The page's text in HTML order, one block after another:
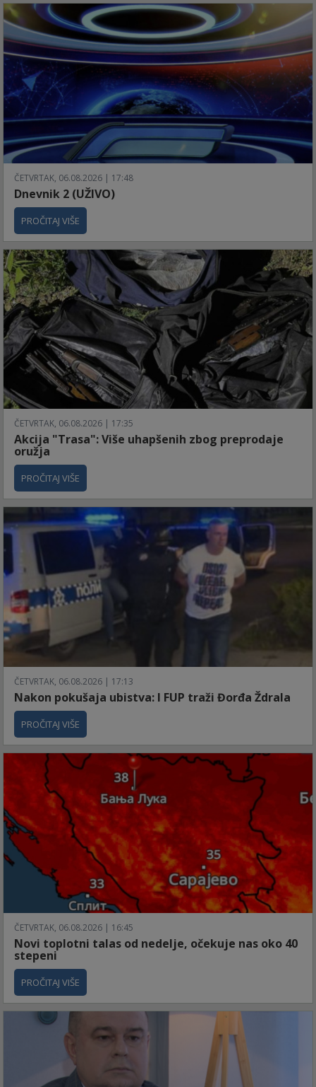
ČETVRTAK, 06.08.2026 | 17:48
Dnevnik 2 (UŽIVO)
PROČITAJ VIŠE
ČETVRTAK, 06.08.2026 | 17:35
Akcija "Trasa": Više uhapšenih zbog preprodaje
oružja
PROČITAJ VIŠE
ČETVRTAK, 06.08.2026 | 17:13
Nakon pokušaja ubistva: I FUP traži Đorđa Ždrala
PROČITAJ VIŠE
ČETVRTAK, 06.08.2026 | 16:45
Novi toplotni talas od nedelje, očekuje nas oko 40
stepeni
PROČITAJ VIŠE